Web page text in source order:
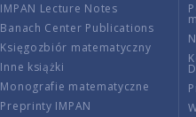
IMPAN Lecture Notes
Banach Center Publications
Księgozbiór matematyczny
Inne książki
Monografie matematyczne
Preprinty IMPAN